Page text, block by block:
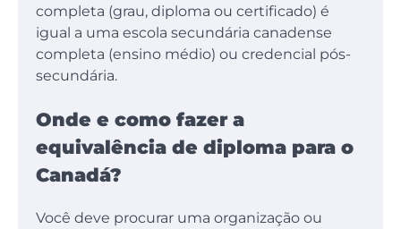
completa (grau, diploma ou certificado) é
igual a uma escola secundária canadense
completa (ensino médio) ou credencial pós-
secundária.
Onde e como fazer a
equivalência de diploma para o
Canadá?
Você deve procurar uma organização ou